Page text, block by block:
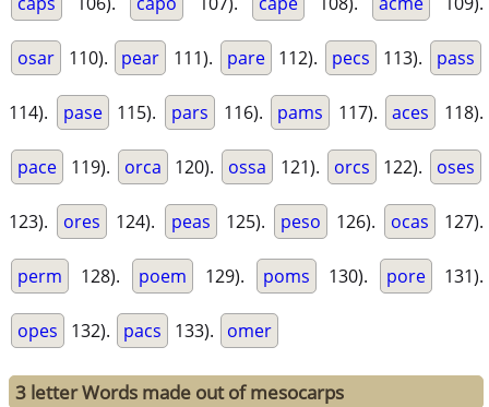
osar 110). pear 111). pare 112). pecs 113). pass
114). pase 115). pars 116). pams 117). aces 118).
pace 119). orca 120). ossa 121). orcs 122). oses
123). ores 124). peas 125). peso 126). ocas 127).
perm 128). poem 129). poms 130). pore 131).
opes 132). pacs 133). omer
3 letter Words made out of mesocarps